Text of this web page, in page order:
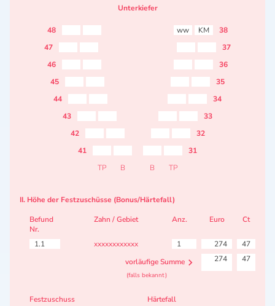
Unterkiefer
48 ww KM
38
47
37
46
36
45
35
44
34
43
33
42
32
41
31
TP
B B TP
II. Höhe der Festzuschüsse (Bonus/Härtefall)
Befund
Nr.
Zahn / Gebiet Anz. Euro Ct
1.1 xxxxxxxxxxxx 1 274
47
vorläufige Summe
274 47
(falls bekannt)
Festzuschuss
Härtefall